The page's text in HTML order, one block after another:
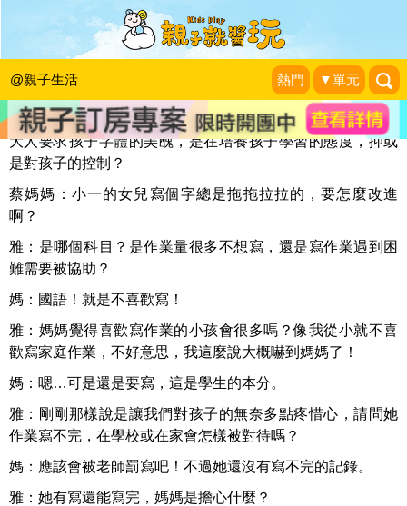
@親子生活 熱門 ▼單元
字的美醜 vs. 學習態度
人本教育文教基金會
大人要求孩子字體的美醜，是在培養孩子學習的態度，抑或
是對孩子的控制？
蔡媽媽：小一的女兒寫個字總是拖拖拉拉的，要怎麼改進
啊？
雅：是哪個科目？是作業量很多不想寫，還是寫作業遇到困
難需要被協助？
媽：國語！就是不喜歡寫！
雅：媽媽覺得喜歡寫作業的小孩會很多嗎？像我從小就不喜
歡寫家庭作業，不好意思，我這麼說大概嚇到媽媽了！
媽：嗯…可是還是要寫，這是學生的本分。
雅：剛剛那樣說是讓我們對孩子的無奈多點疼惜心，請問她
作業寫不完，在學校或在家會怎樣被對待嗎？
媽：應該會被老師罰寫吧！不過她還沒有寫不完的記錄。
雅：她有寫還能寫完，媽媽是擔心什麼？